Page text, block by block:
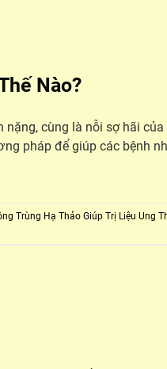
Nào?
cùng là nỗi sợ hãi
pháp để giúp các bệnh
Trùng Hạ Thảo Giúp Trị Liệu Ung